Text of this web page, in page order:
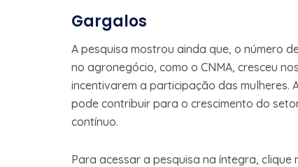
Gargalos
A pesquisa mostrou ainda que, o número
no agronegócio, como o CNMA, cresceu
incentivarem a participação das mulheres.
pode contribuir para o crescimento do
contínuo.
Para acessar a pesquisa na íntegra, clique